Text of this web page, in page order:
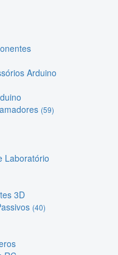
Arduino
(59)
Laboratório
3D
(40)